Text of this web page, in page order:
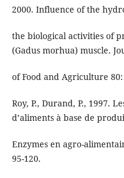
2000. Influence of the
the biological activities of
(Gadus morhua) muscle.
of Food and Agriculture 80:
Roy, P., Durand, P., 1997.
d’aliments à base de
Enzymes en agro-
95-120.